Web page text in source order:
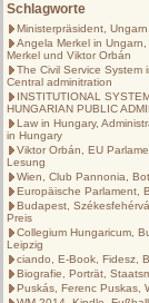
Schlagworte
Ministerpräsident,
Angela Merkel in Ungarn,
Merkel und Viktor Orbán
The Civil Service System
Central adminitration
INSTITUTIONAL
HUNGARIAN PUBLIC
Law in Hungary,
in Hungary
Viktor Orbán, EU
Lesung
Wien, Club Pannonia,
Europäische Parlament,
Budapest,
Preis
Collegium Hungaricum,
Leipzig
ciando, E-Book, Fidesz,
Biografie, Porträt,
Puskás, Ferenc Puskas,